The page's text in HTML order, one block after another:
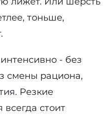
тоньше,
- без
смены рациона,
Резкие
стоит